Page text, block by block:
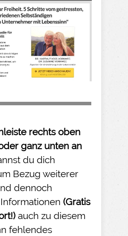
rechts oben
ganz unten an
du dich
Bezug weiterer
dennoch
(Gratis
auch zu diesem
fehlendes